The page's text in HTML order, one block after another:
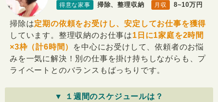
得意な家事 掃除、整理収納 月収 8~10万円
掃除は定期の依頼をお受けし、安定してお仕事を獲得
しています。整理収納のお仕事は1日に1家庭を2時間
×3枠（計6時間）
を中心にお受けして、依頼者のお悩
みを一気に解決！別の仕事を掛け持ちしながらも、プ
ライベートとのバランスもばっちりです。
▼ １週間のスケジュールは？